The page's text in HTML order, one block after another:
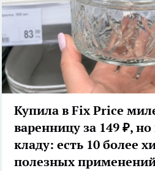
Купила в Fix Price
варенницу за 149 ₽,
кладу: есть 10 более
полезных